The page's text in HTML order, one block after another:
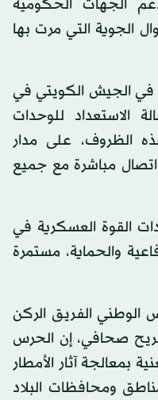
الجهات الحكومية
الجوية التي مرت بها
في الجيش الكويتي في
الاستعداد للوحدات
الظروف، على مدار
مباشرة مع جميع
القوة العسكرية في
والحماية، مستمرة
الوطني الفريق الركن
صحافي، إن الحرس
بمعالجة آثار الأمطار
ومحافظات البلاد